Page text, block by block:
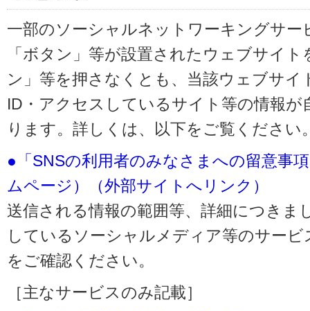
一部のソーシャルネットワーキングサー
「ボタン」等が設置されたウェブサイ
ン」等を押さなくとも、当該ウェブサイ
ID・アクセスしているサイト等の情報
ります。詳しくは、以下をご覧ください
●「SNSの利用者のみなさまへの留意事
ムページ）（外部サイトへリンク）
送信される情報の範囲等、詳細につきま
しているソーシャルメディア等のサー
をご確認ください。
［主なサービスのみ記載］